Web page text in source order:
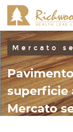
Mercato
superficie
Mercato